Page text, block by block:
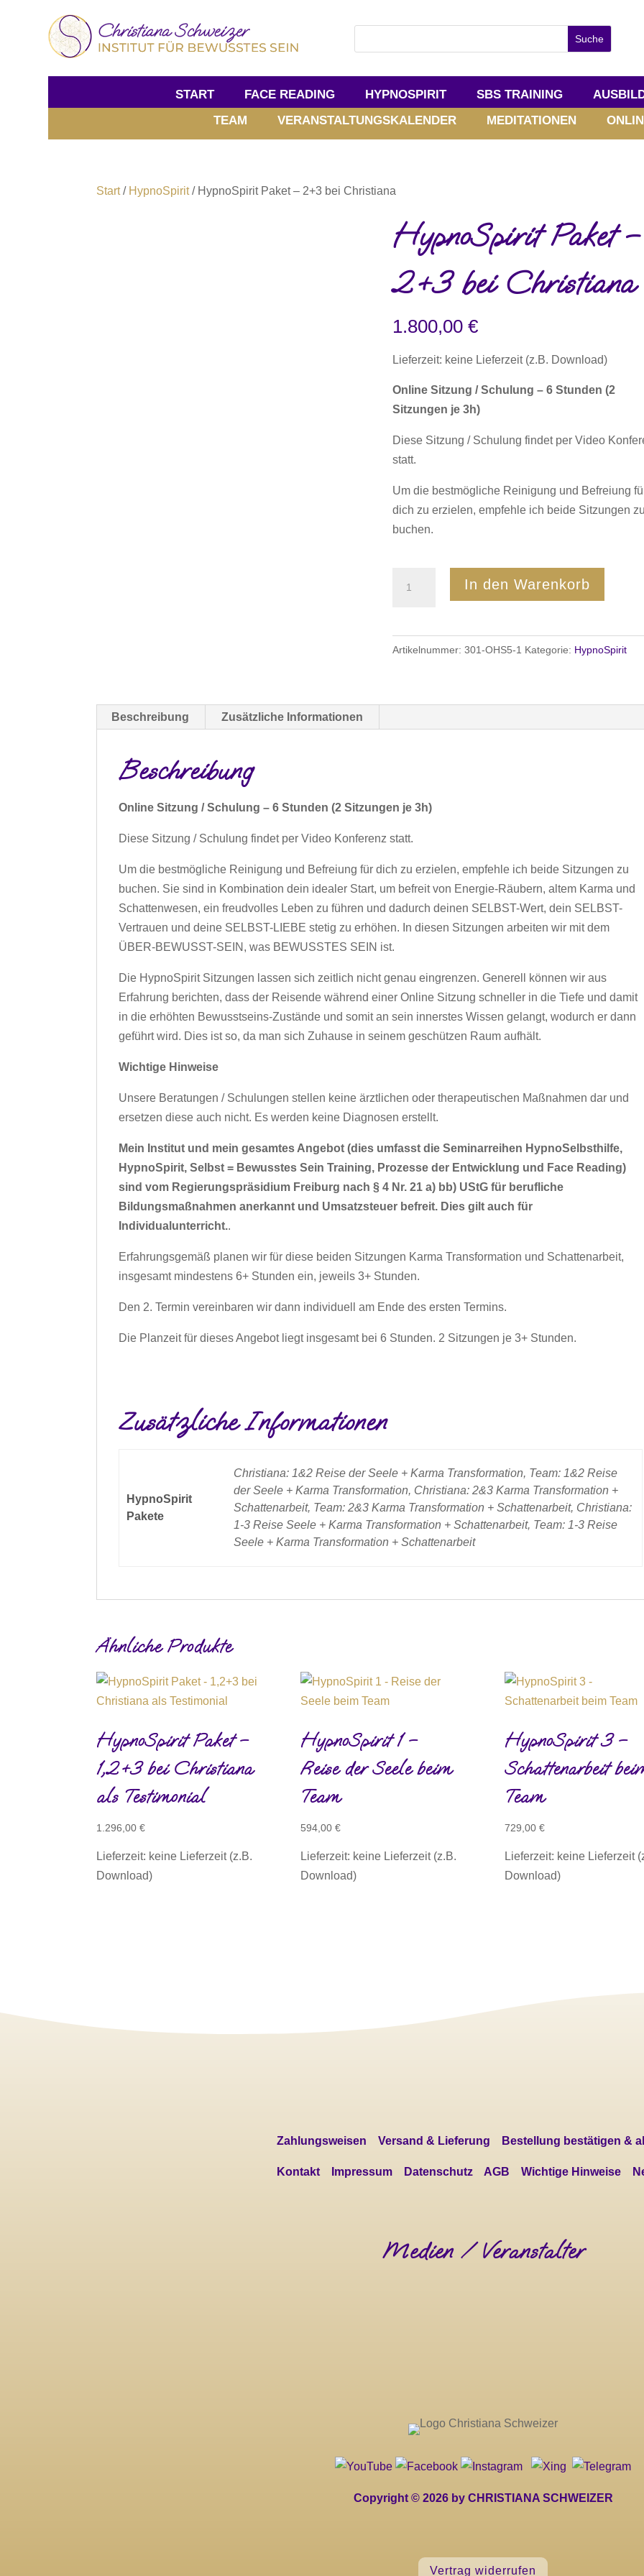
START FACE READING HYPNOSPIRIT SBS TRAINING
TEAM
VERANSTALTUNGSKALENDER MEDITATIONEN
Start/ HypnoSpirit/ HypnoSpirit Paket – 2+3 bei Christiana
HypnoSpirit Paket –
2+3 bei Christiana
1.800,00€
Lieferzeit: keine Lieferzeit (z.B. Download)
Online Sitzung / Schulung – 6 Stunden(2
Sitzungen je 3h)
Diese Sitzung / Schulung findet per Video
statt.
Um die bestmögliche Reinigung und Befreiung
dich zu erzielen, empfehle ich beide Sitzungen zu
buchen.
2+3
bei
In den Warenkorb
Artikelnummer:301-OHS5-1 Kategorie: HypnoSpirit
Beschreibung Zusätzliche Informationen
Beschreibung
Online Sitzung / Schulung – 6 Stunden(2 Sitzungen je 3h)
Diese Sitzung / Schulung findet per Video Konferenz statt.
Um die bestmögliche Reinigung und Befreiung für dich zu erzielen, empfehle ich beide Sitzungen zu
buchen. Sie sind in Kombination dein idealer Start, um befreit von Energie-Räubern, altem Karma und
Schattenwesen, ein freudvolles Leben zu führen und dadurch deinen SELBST-Wert, dein SELBST-
Vertrauen und deine SELBST-LIEBE stetig zu erhöhen. In diesen Sitzungen arbeiten wir mit dem
ÜBER-BEWUSST-SEIN, was BEWUSSTES SEIN ist.
Die HypnoSpirit Sitzungen lassen sich zeitlich nicht genau eingrenzen. Generell können wir aus
Erfahrung berichten, dass der Reisende während einer Online Sitzung schneller in die Tiefe und damit
in die erhöhten Bewusstseins-Zustände und somit an sein innerstes Wissen gelangt, wodurch er dann
geführt wird. Dies ist so, da man sich Zuhause in seinem geschützen Raum aufhält.
Wichtige Hinweise
Unsere Beratungen / Schulungen stellen keine ärztlichen oder therapeutischen Maßnahmen dar und
ersetzen diese auch nicht. Es werden keine Diagnosen erstellt.
Mein Institut und mein gesamtes Angebot (dies umfasst die Seminarreihen HypnoSelbsthilfe,
HypnoSpirit, Selbst = Bewusstes Sein Training, Prozesse der Entwicklung und Face Reading)
sind vom Regierungspräsidium Freiburg nach § 4 Nr. 21 a) bb) UStG für berufliche
Bildungsmaßnahmen anerkannt und Umsatzsteuer befreit. Dies gilt auch für
Individualunterricht..
Erfahrungsgemäß planen wir für diese beiden Sitzungen Karma Transformation und Schattenarbeit,
insgesamt mindestens 6+ Stunden ein, jeweils 3+ Stunden.
Den 2. Termin vereinbaren wir dann individuell am Ende des ersten Termins.
Die Planzeit für dieses Angebot liegt insgesamt bei 6 Stunden. 2 Sitzungen je 3+ Stunden.
Zusätzliche Informationen
HypnoSpirit
Pakete
Christiana: 1&2 Reise der Seele + Karma Transformation, Team: 1&2 Reise
der Seele + Karma Transformation, Christiana: 2&3 Karma Transformation +
Schattenarbeit, Team: 2&3 Karma Transformation + Schattenarbeit, Christiana:
1-3 Reise Seele + Karma Transformation + Schattenarbeit, Team: 1-3 Reise
Seele + Karma Transformation + Schattenarbeit
Ähnliche Produkte
HypnoSpirit Paket –
1,2+3 bei Christiana
als Testimonial
1.296,00€
Lieferzeit: keine Lieferzeit (z.B.
Download)
HypnoSpirit 1 –
Reise der Seele beim
Team
594,00 €
Lieferzeit: keine Lieferzeit (z.B.
Download)
HypnoSpirit 3 –
Schattenarbeit
Team
729,00 €
Lieferzeit: keine Lieferzeit
Download)
Zahlungsweisen Versand & Lieferung Bestellung bestätigen &
Kontakt Impressum Datenschutz AGB Wichtige Hinweise
Medien / Veranstalter
Copyright © 2026 by CHRISTIANA SCHWEIZER
Vertrag widerrufen